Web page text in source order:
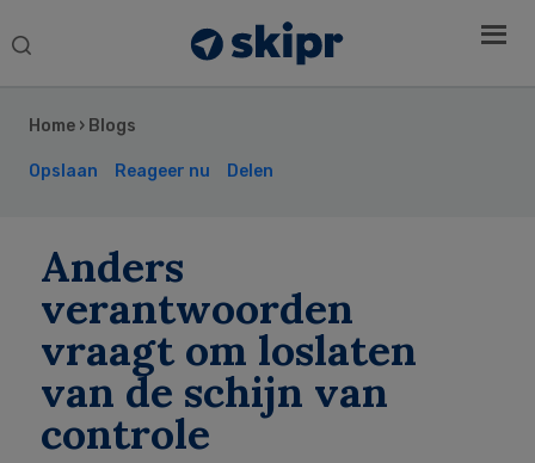
Search
Home › Blogs
Opslaan Reageer nu Delen
Anders
verantwoorden
vraagt om loslaten
van de schijn van
controle
Sidebar